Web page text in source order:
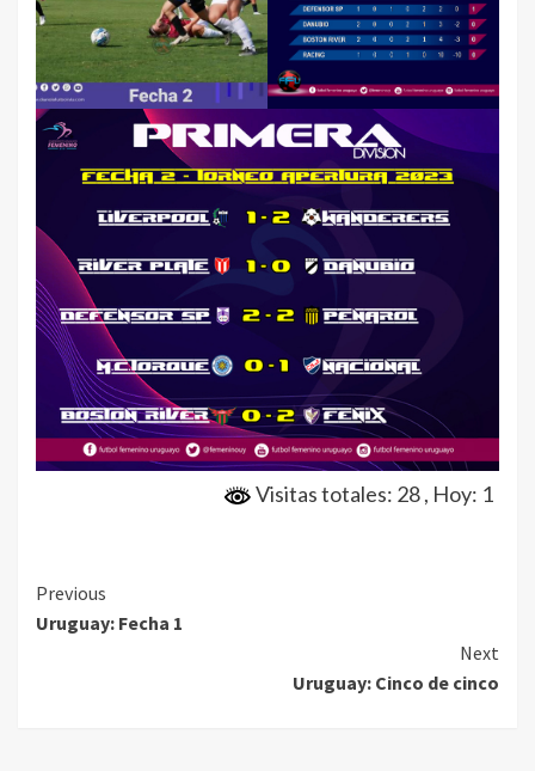
Visitas totales: 28, Hoy: 1
Continue
Reading
Previous
Uruguay: Fecha 1
Next
Uruguay: Cinco de cinco